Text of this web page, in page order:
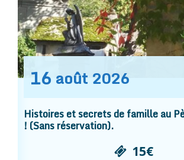
16 août 2026
Histoires et secrets de famille au
! (Sans réservation).
15€